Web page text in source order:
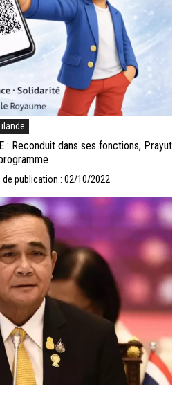
: Reconduit dans ses fonctions, Prayut
de publication : 02/10/2022